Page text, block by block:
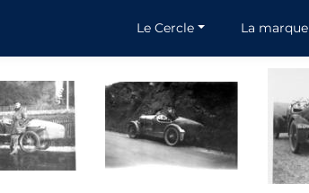
Le Cercle La marque